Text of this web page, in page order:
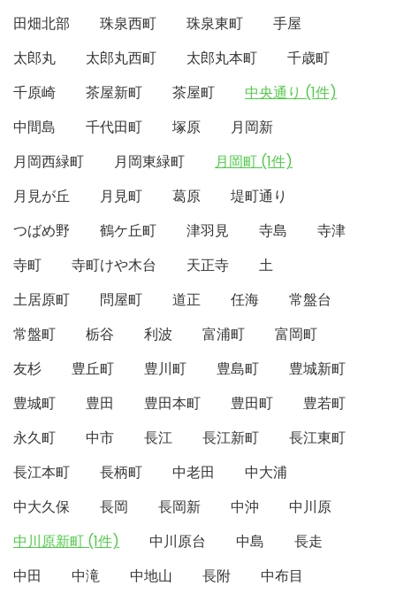
田畑北部
珠泉西町 珠泉東町
手屋
太郎丸
太郎丸西町 太郎丸本町
千歳町
千原崎
茶屋新町 茶屋町
中央通り (1件)
中間島
千代田町 塚原
月岡新
月岡西緑町
月岡東緑町
月岡町 (1件)
月見が丘
月見町 葛原
堤町通り
つばめ野
鶴ケ丘町 津羽見 寺島
寺津
寺町
寺町けや木台 天正寺
土
土居原町
問屋町 道正 任海
常盤台
常盤町
栃谷 利波 富浦町
富岡町
友杉
豊丘町 豊川町 豊島町
豊城新町
豊城町
豊田 豊田本町 豊田町
豊若町
永久町
中市 長江 長江新町
長江東町
長江本町
長柄町 中老田
中大浦
中大久保
長岡 長岡新 中沖
中川原
中川原新町 (1件)
中川原台 中島
長走
中田
中滝 中地山 長附
中布目